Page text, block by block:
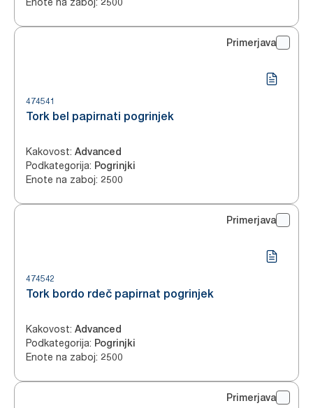
Primerjava
474541
Tork bel papirnati pogrinjek
Kakovost: Advanced
Podkategorija: Pogrinjki
Enote na zaboj: 2500
Primerjava
474542
Tork bordo rdeč papirnat pogrinjek
Kakovost: Advanced
Podkategorija: Pogrinjki
Enote na zaboj: 2500
Primerjava